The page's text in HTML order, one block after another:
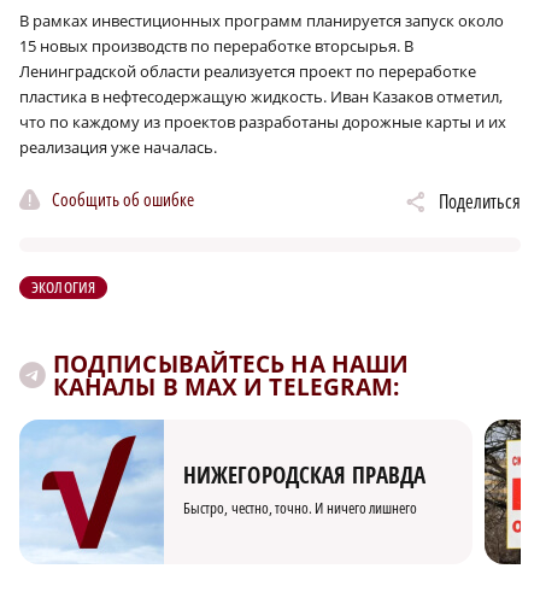
В рамках инвестиционных программ планируется запуск около
15 новых производств по переработке вторсырья. В
Ленинградской области реализуется проект по переработке
пластика в нефтесодержащую жидкость. Иван Казаков отметил,
что по каждому из проектов разработаны дорожные карты и их
реализация уже началась.
Сообщить об ошибке Поделиться
ЭКОЛОГИЯ
ПОДПИСЫВАЙТЕСЬ НА НАШИ
КАНАЛЫ В MAX И TELEGRAM:
НИЖЕГОРОДСКАЯ ПРАВДА
Быстро, честно, точно. И ничего лишнего